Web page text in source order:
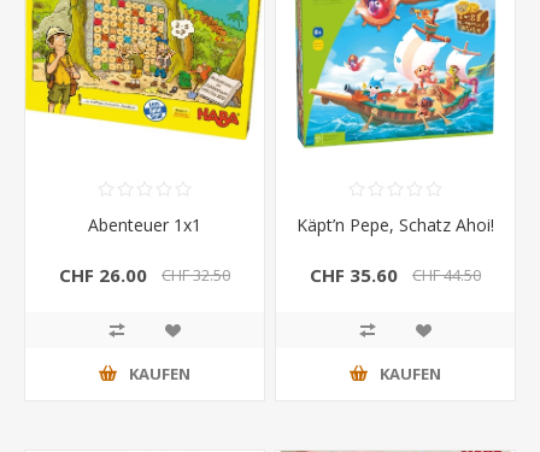
Abenteuer 1x1
CHF 26.00 CHF 32.50
KAUFEN
Käpt’n Pepe, Schatz Ahoi!
CHF 35.60 CHF 44.50
KAUFEN